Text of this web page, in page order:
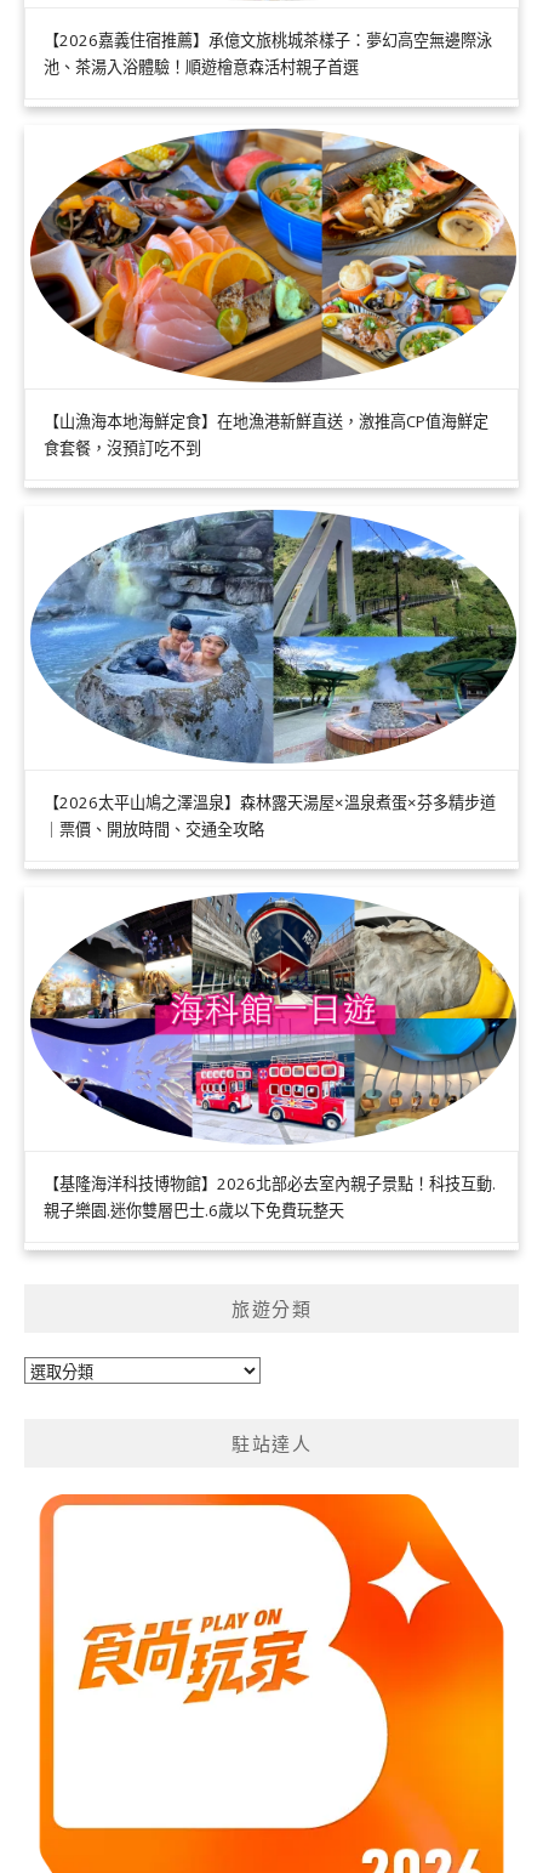
【2026嘉義住宿推薦】承億文旅桃城茶樣子：夢幻高空無邊際泳
池、茶湯入浴體驗！順遊檜意森活村親子首選
【山漁海本地海鮮定食】在地漁港新鮮直送，激推高CP值海鮮定
食套餐，沒預訂吃不到
【2026太平山鳩之澤溫泉】森林露天湯屋×溫泉煮蛋×芬多精步道
｜票價、開放時間、交通全攻略
【基隆海洋科技博物館】2026北部必去室內親子景點！科技互動.
親子樂園.迷你雙層巴士.6歲以下免費玩整天
旅遊分類
旅
駐站達人